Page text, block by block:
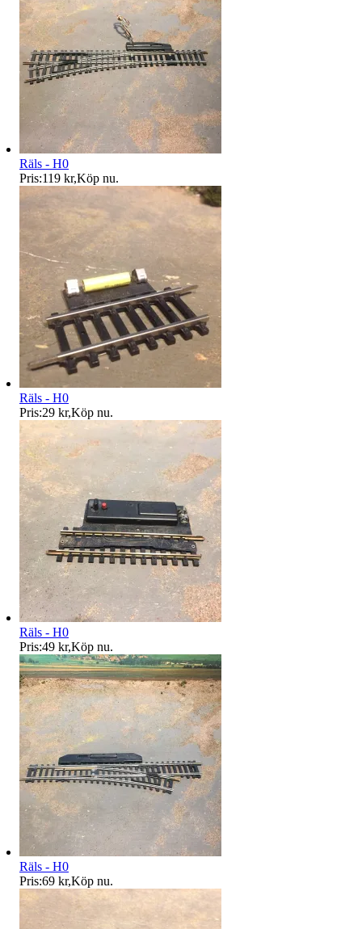
Räls - H0
Pris:119 kr,Köp nu.
Räls - H0
Pris:29 kr,Köp nu.
Räls - H0
Pris:49 kr,Köp nu.
Räls - H0
Pris:69 kr,Köp nu.